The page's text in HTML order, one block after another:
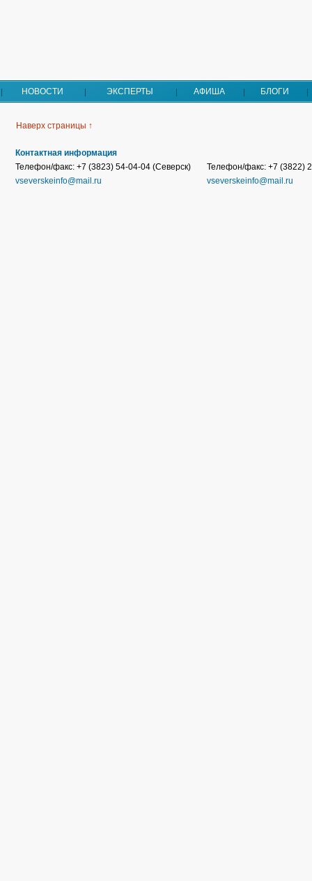
НОВОСТИ ЭКСПЕРТЫ АФИША БЛОГИ
Наверх страницы ↑
Контактная информация
Телефон/факс: +7 (3823) 54-04-04 (Северск)
vseverskeinfo@mail.ru
Телефон/факс: +7 (3822)
vseverskeinfo@mail.ru